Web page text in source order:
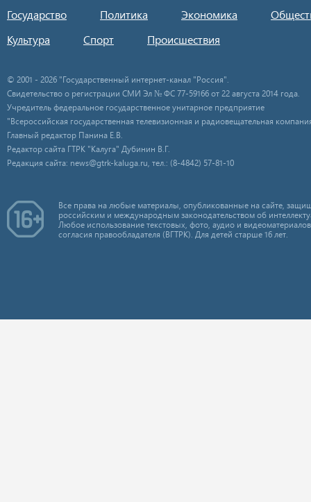
Государство Политика Экономика
Культура
Спорт Происшествия
© 2001 - 2026 "Государственный интернет-канал "Россия".
Свидетельство о регистрации СМИ Эл № ФС 77-59166 от 22 августа 2014 года.
Учредитель федеральное государственное унитарное предприятие
"Всероссийская государственная телевизионная и радиовещательная
Главный редактор Панина Е.В.
Редактор сайта ГТРК "Калуга" Дубинин В.Г.
Редакция сайта: news@gtrk-kaluga.ru, тел.: (8-4842) 57-81-10
Все права на любые материалы, опубликованные на сайте,
российским и международным законодательством об
Любое использование текстовых, фото, аудио и
согласия правообладателя (ВГТРК). Для детей старше 16 лет.